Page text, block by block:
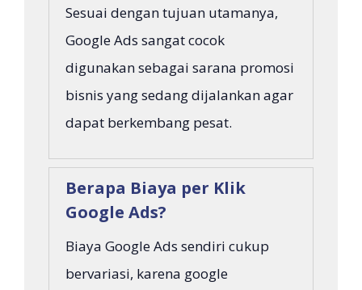
Sesuai dengan tujuan utamanya,
Google Ads sangat cocok
digunakan sebagai sarana promosi
bisnis yang sedang dijalankan agar
dapat berkembang pesat.
Berapa Biaya per Klik
Google Ads?
Biaya Google Ads sendiri cukup
bervariasi, karena google